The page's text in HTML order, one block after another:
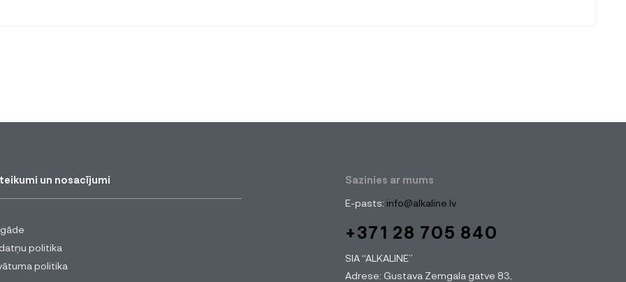
un nosacījumi
politika
politika
Sazinies ar mums
E-pasts: info@alkaline.lv
+371 28 705 840
SIA “ALKALINE”
Adrese: Gustava Zemgala gatve 83,